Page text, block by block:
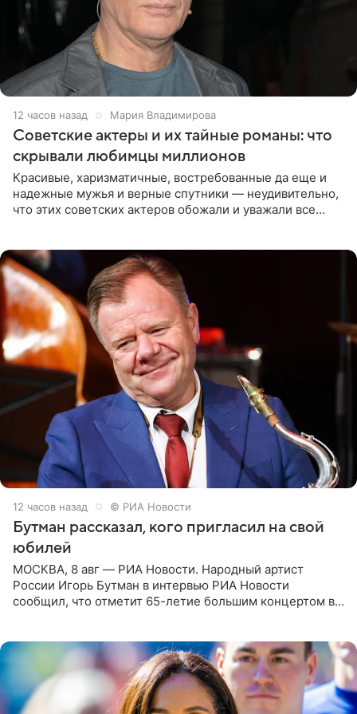
12 часов назад Мария Владимирова
Советские актеры и их тайные романы: что
скрывали любимцы миллионов
Красивые, харизматичные, востребованные да еще и
надежные мужья и верные спутники — неудивительно,
что этих советских актеров обожали и уважали все
12 часов назад © РИА Новости
Бутман рассказал, кого пригласил на свой
юбилей
МОСКВА, 8 авг — РИА Новости. Народный артист
России Игорь Бутман в интервью РИА Новости
сообщил, что отметит 65-летие большим концертом в